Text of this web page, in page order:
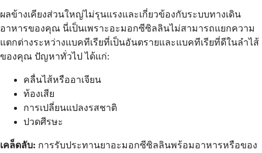
ผลข้างเคียงส่วนใหญ่ไม่รุนแรงและเกี่ยวข้องกับระบบทางเดิน
อาหารของคุณ นี่เป็นเพราะอะมอกซีซิลลินไม่สามารถแยกความ
แตกต่างระหว่างแบคทีเรียที่เป็นอันตรายและแบคทีเรียที่ดีในลำไส้
ของคุณ ปัญหาทั่วไป ได้แก่:
คลื่นไส้หรืออาเจียน
ท้องเสีย
การเปลี่ยนแปลงรสชาติ
ปวดศีรษะ
เคล็ดลับ: การรับประทานยาอะมอกซีซิลลินพร้อมอาหารหรือของ